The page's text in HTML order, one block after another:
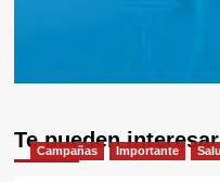
Te pueden interesar
Campañas Importante